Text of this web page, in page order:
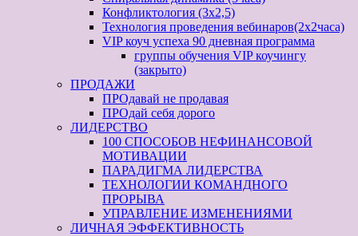
Конфликтология (3х2,5)
Технология проведения вебинаров(2х2часа)
VIP коуч успеха 90 дневная программа
группы обучения VIP коучингу
(закрыто)
ПРОДАЖИ
ПРОдавай не продавая
ПРОдай себя дорого
ЛИДЕРСТВО
100 СПОСОБОВ НЕФИНАНСОВОЙ
МОТИВАЦИИ
ПАРАДИГМА ЛИДЕРСТВА
ТЕХНОЛОГИИ КОМАНДНОГО
ПРОРЫВА
УПРАВЛЕНИЕ ИЗМЕНЕНИЯМИ
ЛИЧНАЯ ЭФФЕКТИВНОСТЬ